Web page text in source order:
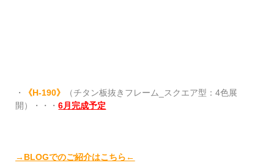
・ 《H-190》
（チタン板抜きフレーム_スクエア型：4色展
開）・・・6月完成予定
→BLOGでのご紹介はこちら ←